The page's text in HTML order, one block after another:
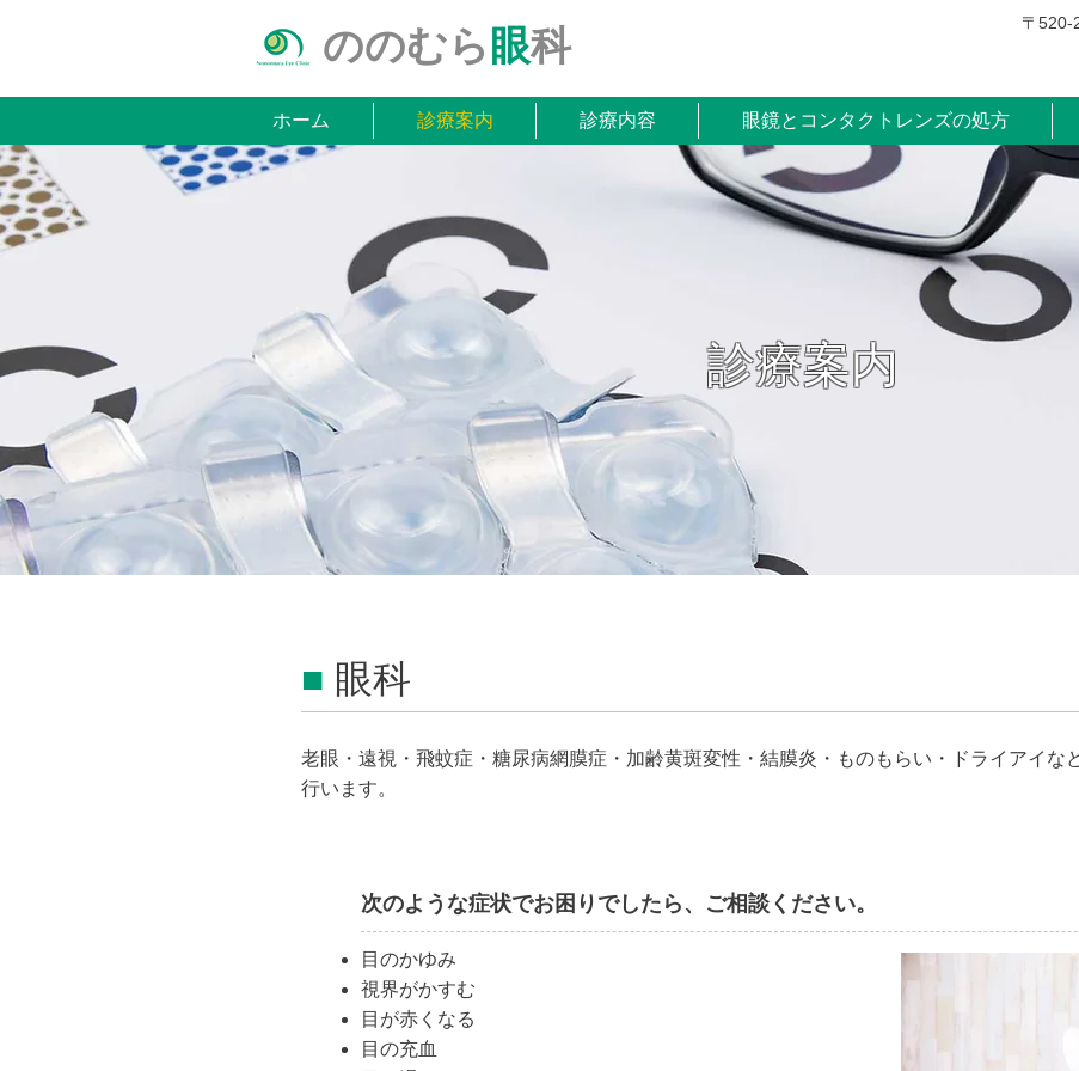
ののむら 眼科 〒
ホーム 診療案内 診療内容 眼鏡とコンタクトレンズの処方
診療案内
■ 眼科
老眼・遠視・飛蚊症・糖尿病網膜症・加齢黄斑変性・結膜炎・ものもらい・ドライアイな
行います。
次のような症状でお困りでしたら、ご相談ください。
目のかゆみ
視界がかすむ
目が赤くなる
目の充血